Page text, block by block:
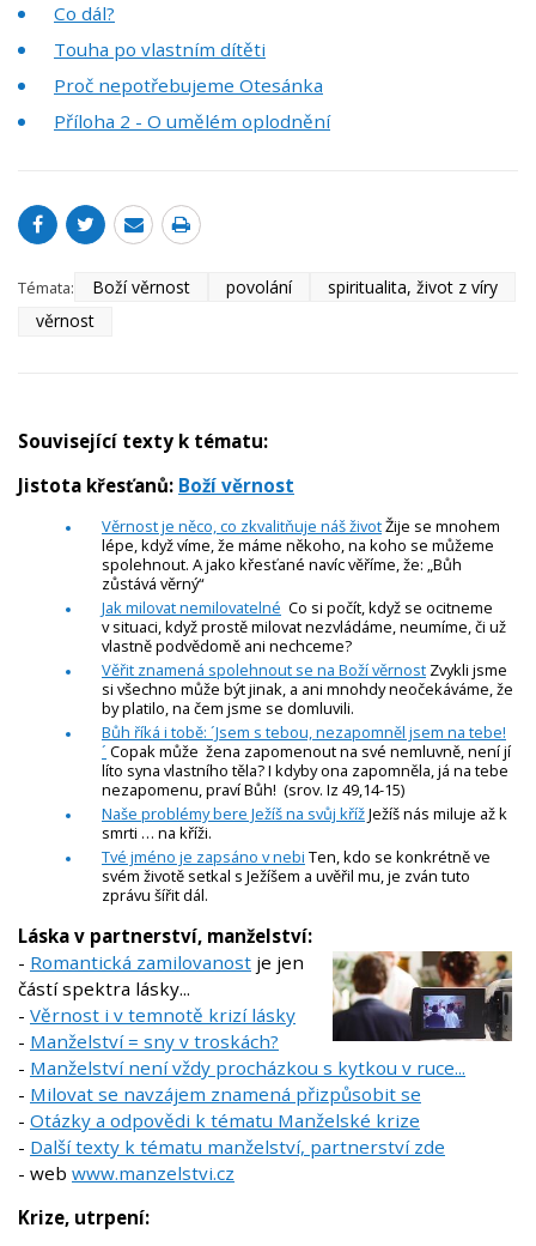
Co dál?
Touha po vlastním dítěti
Proč nepotřebujeme Otesánka
Příloha 2 - O umělém oplodnění
Témata: Boží věrnost povolání
spiritualita, život z víry
věrnost
Související texty k tématu:
Jistota křesťanů: Boží věrnost
Věrnost je něco, co zkvalitňuje náš životŽije se mnohem
lépe, když víme, že máme někoho, na koho se můžeme
spolehnout. A jako křesťané navíc věříme, že: „Bůh
zůstává věrný“
Jak milovat nemilovatelné Co si počít, když se ocitneme
v situaci, když prostě milovat nezvládáme, neumíme, či už
vlastně podvědomě ani nechceme?
Věřit znamená spolehnout se na Boží věrnost Zvykli jsme
si všechno může být jinak, a ani mnohdy neočekáváme, že
by platilo, na čem jsme se domluvili.
Bůh říká i tobě: ´Jsem s tebou, nezapomněl jsem na tebe!
´ Copak může žena zapomenout na své nemluvně, není jí
líto syna vlastního těla? I kdyby ona zapomněla, já na tebe
nezapomenu, praví Bůh! (srov. Iz 49,14-15)
Naše problémy bere Ježíš na svůj křížJežíš nás miluje až k
smrti … na kříži.
Tvé jméno je zapsáno v nebi Ten, kdo se konkrétně ve
svém životě setkal s Ježíšem a uvěřil mu, je zván tuto
zprávu šířit dál.
Láska v partnerství, manželství:
- Romantická zamilovanost je jen
částí spektra lásky...
- Věrnost i v temnotě krizí lásky
- Manželství = sny v troskách?
- Manželství není vždy procházkou s kytkou v ruce...
- Milovat se navzájem znamená přizpůsobit se
- Otázky a odpovědi k tématu Manželské krize
- Další texty k tématu manželství, partnerství zde
- web www.manzelstvi.cz
Krize, utrpení: